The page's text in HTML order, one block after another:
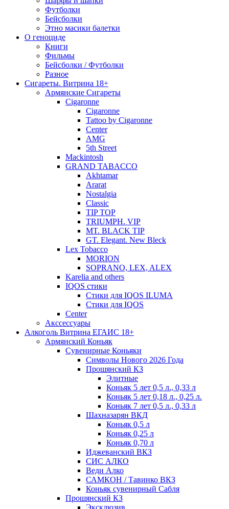
Футболки
Бейсболки
Этно масики балетки
О геноциде
Книги
Фильмы
Бейсболки / Футболки
Разное
Сигареты. Витрина 18+
Армянские Сигареты
Cigaronne
Cigaronne
Tattoo by Cigaronne
Center
AMG
5th Street
Mackintosh
GRAND TABACCO
Akhtamar
Ararat
Nostalgia
Classic
TIP TOP
TRIUMPH. VIP
MT. BLACK TIP
GT. Elegant. New Bleck
Lex Tobacco
MORION
SOPRANO, LEX, ALEX
Karelia and others
IQOS стики
Стики для IQOS ILUMA
Стики для IQOS
Сenter
Акссессуары
Алкоголь Витрина ЕГАИС 18+
Армянский Коньяк
Сувенирные Коньяки
Символы Нового 2026 Года
Прошянский КЗ
Элитные
Коньяк 5 лет 0,5 л., 0,33 л
Коньяк 5 лет 0,18 л., 0,25 л.
Коньяк 7 лет 0,5 л., 0,33 л
Шахназарян ВКД
Коньяк 0,5 л
Коньяк 0,25 л
Коньяк 0,70 л
Иджеванский ВКЗ
СИС АЛКО
Веди Алко
САМКОН / Тавинко ВКЗ
Коньяк сувенирный Сабля
Прошянский КЗ
Эксклюзив